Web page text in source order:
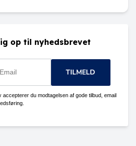
op til nyhedsbrevet
TILMELD
accepterer du modtagelsen af gode tilbud, email